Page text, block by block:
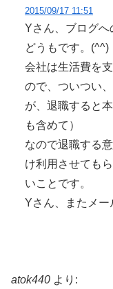
2015/09/17 11:51
Yさん、ブログへ
どうもです。(^^)
会社は生活費を
ので、ついつい
が、退職すると
も含めて）
なので退職する
け利用させても
いことです。
Yさん、またメー
atok440 より: